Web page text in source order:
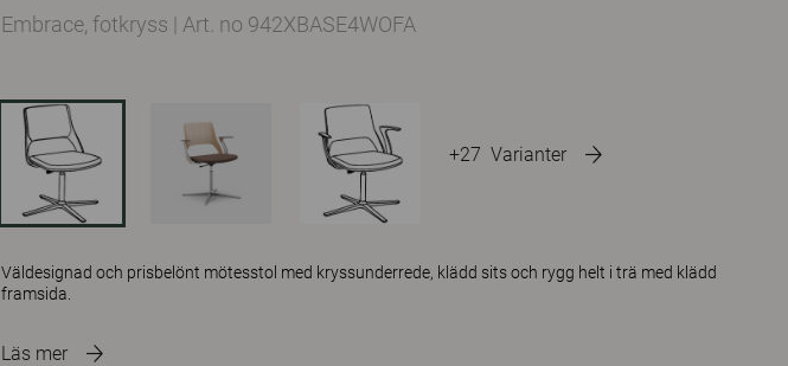
+27 Varianter
Embrace, fotkryss | Art. no 942XBASE4WOFA
Väldesignad och prisbelönt mötesstol med kryssunderrede, klädd sits och rygg helt i trä med klädd
framsida.
Läs mer